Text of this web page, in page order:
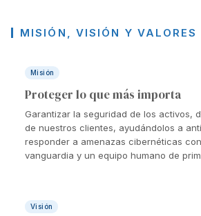
MISIÓN, VISIÓN Y VALORES
Misión
Proteger lo que más importa
Garantizar la seguridad de los activos,
de nuestros clientes, ayudándolos a
responder a amenazas cibernéticas
vanguardia y un equipo humano de
Visión